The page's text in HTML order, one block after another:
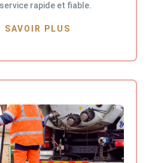
rapide et fiable.
SAVOIR PLUS